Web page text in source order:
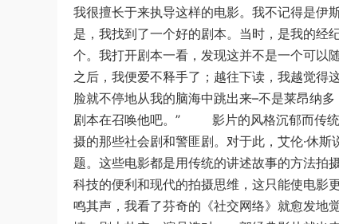
我很擅长于来执导这样的电影。我不记得是伊
是，我找到了一个好的剧本。当时，是我的经
个。我打开剧本一看，发现这并不是一个可以
之后，我便爱不释手了；越往下读，我越觉得
脸就不停地从我的脑海中跳出来–不是莱昂纳
剧本在召唤他吧。” 影片的风格沉郁而传统
摄的那些社会剧和警匪剧。对于此，艾伦·休
题。这些电影都是用传统的讲述故事的方法拍
科技的便利和现代的拍摄思维，这只能使电影
鸣其声，我看了芬奇的《社交网络》就愈发地